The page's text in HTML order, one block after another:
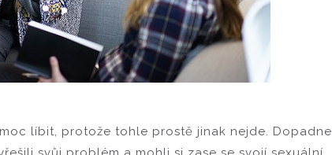
líbit, protože tohle prostě jinak nejde. Dopadne